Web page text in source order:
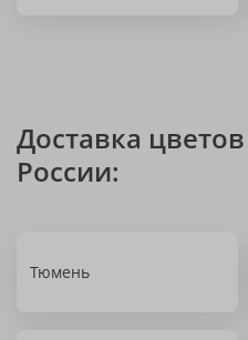
Доставка
России:
Тюмень